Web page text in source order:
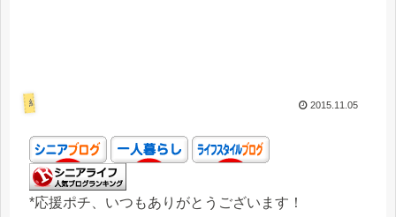
結婚失敗 2015.11.05
*応援ポチ、いつもありがとうございます！